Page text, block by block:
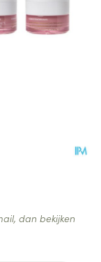
dan bekijken